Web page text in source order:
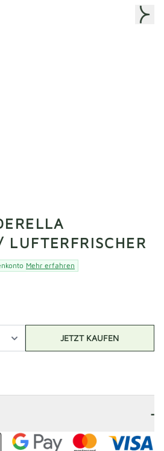
Mehr erfahren
JETZT KAUFEN
-